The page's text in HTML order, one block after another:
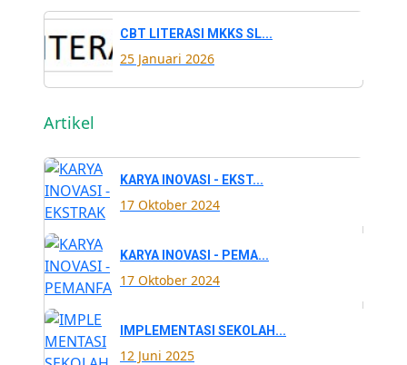
CBT LITERASI MKKS SL...
25 Januari 2026
Artikel
KARYA INOVASI - EKST...
17 Oktober 2024
KARYA INOVASI - PEMA...
17 Oktober 2024
IMPLEMENTASI SEKOLAH...
12 Juni 2025